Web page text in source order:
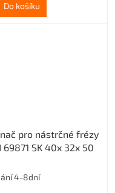
Do košíku
pro nástrčné frézy
69871 SK 40x 32x 50
4-8dní